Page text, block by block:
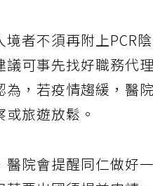
者不須再附上PCR
可事先找好職務代
，若疫情趨緩，醫
旅遊放鬆。
院會提醒同仁做好